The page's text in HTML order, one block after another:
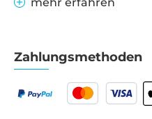
Zahlungsmethoden